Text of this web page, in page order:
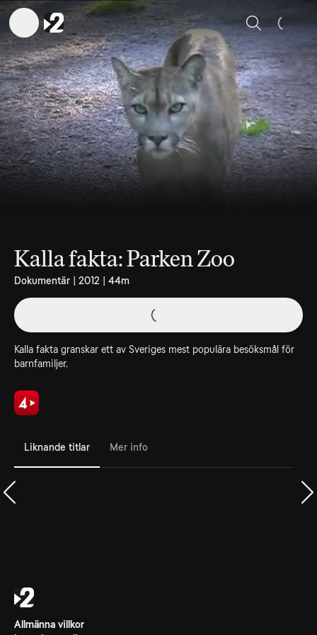
Sök
Kalla fakta: Parken Zoo
Dokumentär | 2012 | 44m
Kalla fakta granskar ett av Sveriges mest populära besöksmål för
barnfamiljer.
Liknande titlar Mer info
Allmänna villkor